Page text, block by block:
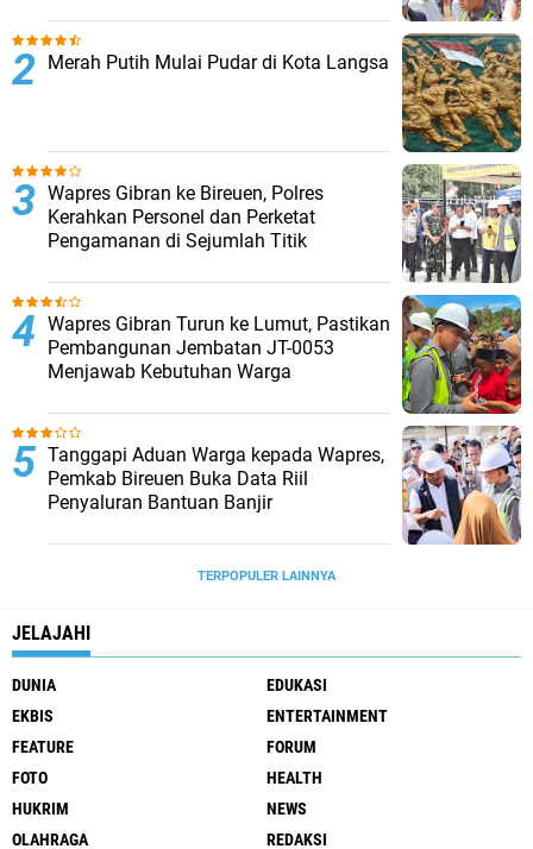
Merah Putih Mulai Pudar di Kota Langsa
Wapres Gibran ke Bireuen, Polres
Kerahkan Personel dan Perketat
Pengamanan di Sejumlah Titik
Wapres Gibran Turun ke Lumut, Pastikan
Pembangunan Jembatan JT-0053
Menjawab Kebutuhan Warga
Tanggapi Aduan Warga kepada Wapres,
Pemkab Bireuen Buka Data Riil
Penyaluran Bantuan Banjir
TERPOPULER LAINNYA
JELAJAHI
DUNIA
EDUKASI
EKBIS
ENTERTAINMENT
FEATURE
FORUM
FOTO
HEALTH
HUKRIM
NEWS
OLAHRAGA
REDAKSI